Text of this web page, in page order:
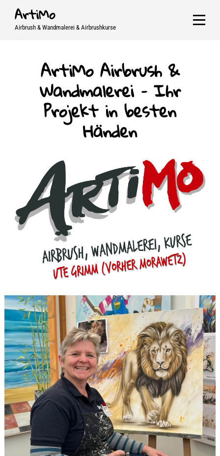
SkipArtiMo
Airbrush & Wandmalerei & Airbrushkurse
ArtiMo Airbrush &
Wandmalerei – Ihr
Projekt in besten
Händen